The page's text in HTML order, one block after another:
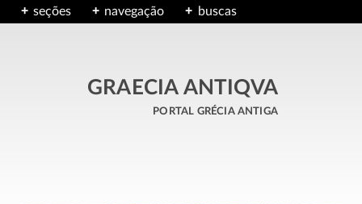
seções navegação buscas
GRAECIA ANTIQVA
portal grécia antiga